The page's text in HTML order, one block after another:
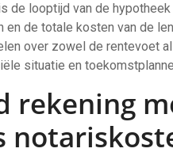
de looptijd van de
en de totale kosten van de
over zowel de rentevoet
situatie en
rekening